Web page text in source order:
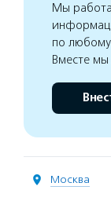
Мы
по любому
Вместе мы
Москва